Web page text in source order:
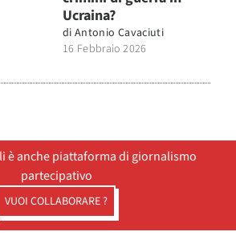
Ucraina?
di Antonio Cavaciuti
16 Febbraio 2026
è anche piattaforma di giornalismo
partecipativo
VUOI COLLABORARE ?